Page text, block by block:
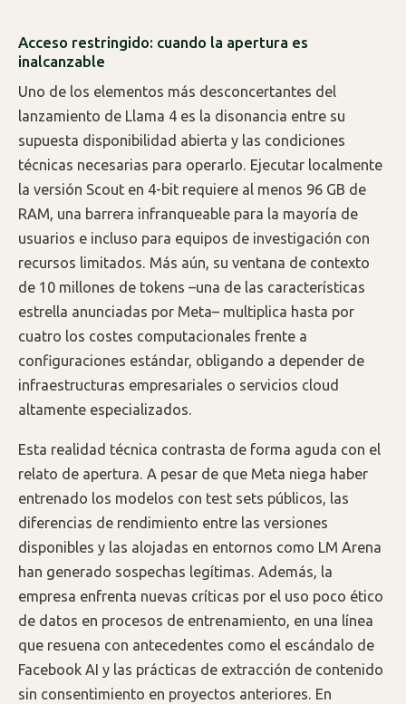
Acceso restringido: cuando la apertura es
inalcanzable
Uno de los elementos más desconcertantes del
lanzamiento de Llama 4 es la disonancia entre su
supuesta disponibilidad abierta y las condiciones
técnicas necesarias para operarlo. Ejecutar localmente
la versión Scout en 4-bit requiere al menos 96 GB de
RAM, una barrera infranqueable para la mayoría de
usuarios e incluso para equipos de investigación con
recursos limitados. Más aún, su ventana de contexto
de 10 millones de tokens –una de las características
estrella anunciadas por Meta– multiplica hasta por
cuatro los costes computacionales frente a
configuraciones estándar, obligando a depender de
infraestructuras empresariales o servicios cloud
altamente especializados.
Esta realidad técnica contrasta de forma aguda con el
relato de apertura. A pesar de que Meta niega haber
entrenado los modelos con test sets públicos, las
diferencias de rendimiento entre las versiones
disponibles y las alojadas en entornos como LM Arena
han generado sospechas legítimas. Además, la
empresa enfrenta nuevas críticas por el uso poco ético
de datos en procesos de entrenamiento, en una línea
que resuena con antecedentes como el escándalo de
Facebook AI y las prácticas de extracción de contenido
sin consentimiento en proyectos anteriores. En